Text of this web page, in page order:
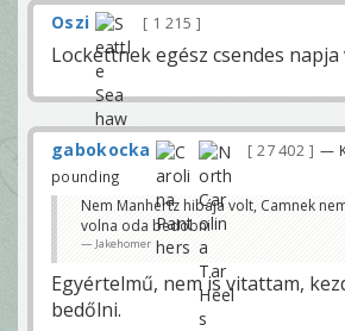
Oszi 1 215
Lockettnek egész csendes napja
gabokocka 27 402
—
pounding
Nem Manhertz hibája volt, Camnek
volna oda bedobni
Jakehomer
Egyértelmű, nem is vitattam,
bedőlni.